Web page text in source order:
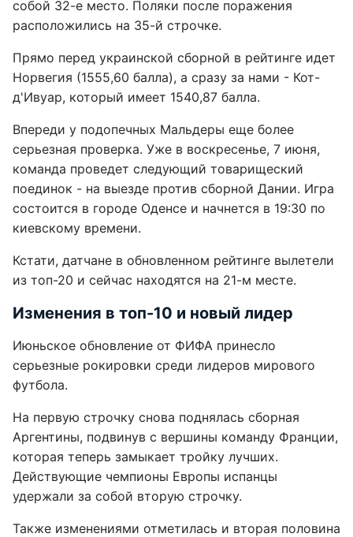
собой 32-е место. Поляки после поражения
расположились на 35-й строчке.
Прямо перед украинской сборной в рейтинге идет
Норвегия (1555,60 балла), а сразу за нами - Кот-
д'Ивуар, который имеет 1540,87 балла.
Впереди у подопечных Мальдеры еще более
серьезная проверка. Уже в воскресенье, 7 июня,
команда проведет следующий товарищеский
поединок - на выезде против сборной Дании. Игра
состоится в городе Оденсе и начнется в 19:30 по
киевскому времени.
Кстати, датчане в обновленном рейтинге вылетели
из топ-20 и сейчас находятся на 21-м месте.
Изменения в топ-10 и новый лидер
Июньское обновление от ФИФА принесло
серьезные рокировки среди лидеров мирового
футбола.
На первую строчку снова поднялась сборная
Аргентины, подвинув с вершины команду Франции,
которая теперь замыкает тройку лучших.
Действующие чемпионы Европы испанцы
удержали за собой вторую строчку.
Также изменениями отметилась и вторая половина